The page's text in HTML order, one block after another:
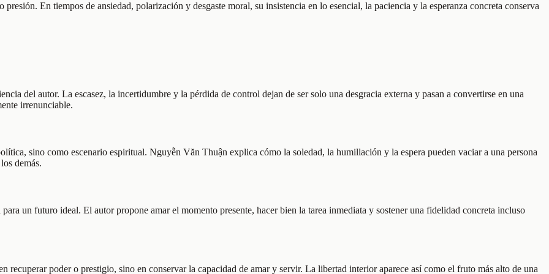
En tiempos de ansiedad, polarización y desgaste moral, su insistencia en lo esencial, la paciencia y la esperanza concreta conserva
del autor. La escasez, la incertidumbre y la pérdida de control dejan de ser solo una desgracia externa y pasan a convertirse en una
irrenunciable.
sino como escenario espiritual. Nguyễn Văn Thuận explica cómo la soledad, la humillación y la espera pueden vaciar a una persona
demás.
un futuro ideal. El autor propone amar el momento presente, hacer bien la tarea inmediata y sostener una fidelidad concreta incluso
poder o prestigio, sino en conservar la capacidad de amar y servir. La libertad interior aparece así como el fruto más alto de una